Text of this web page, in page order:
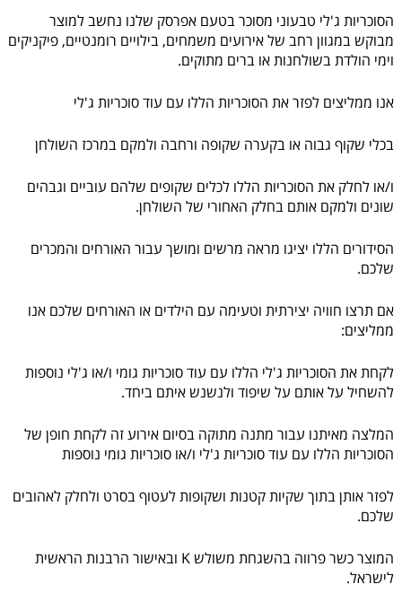
הסוכריות ג'לי טבעוני מסוכר בטעם אפרסק שלנו נחשב למוצר
מבוקש במגוון רחב של אירועים משמחים, בילויים רומנטיים, פיקניקים
וימי הולדת בשולחנות או ברים מתוקים.
אנו ממליצים לפזר את הסוכריות הללו עם עוד סוכריות ג'לי
בכלי שקוף גבוה או בקערה שקופה ורחבה ולמקם במרכז השולחן
ו/או לחלק את הסוכריות הללו לכלים שקופים שלהם עוביים וגבהים
שונים ולמקם אותם בחלק האחורי של השולחן.
הסידורים הללו יציגו מראה מרשים ומושך עבור האורחים והמכרים
שלכם.
אם תרצו חוויה יצירתית וטעימה עם הילדים או האורחים שלכם אנו
ממליצים:
לקחת את הסוכריות ג'לי הללו עם עוד סוכריות גומי ו/או ג'לי נוספות
להשחיל על אותם על שיפוד ולנשנש איתם ביחד.
המלצה מאיתנו עבור מתנה מתוקה בסיום אירוע זה לקחת חופן של
הסוכריות הללו עם עוד סוכריות ג'לי ו/או סוכריות גומי נוספות
לפזר אותן בתוך שקיות קטנות ושקופות לעטוף בסרט ולחלק לאהובים
שלכם.
המוצר כשר פרווה בהשגחת משולש K ובאישור הרבנות הראשית
לישראל.